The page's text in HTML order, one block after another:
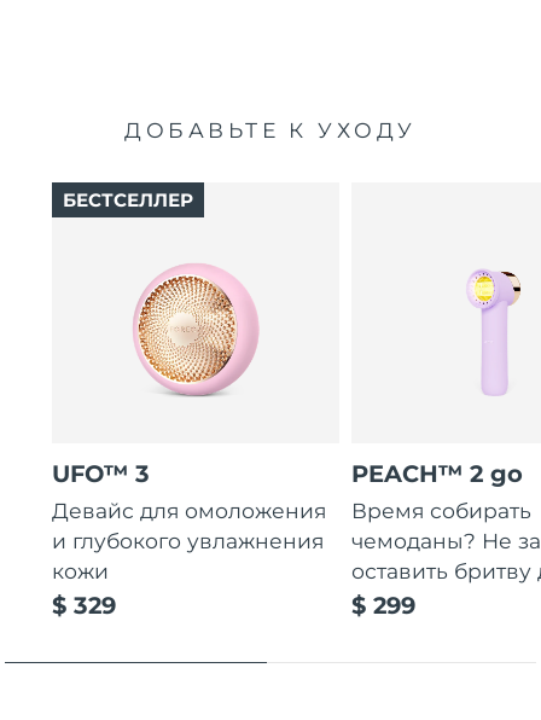
ДОБАВЬТЕ К УХОДУ
UFO™ 3
Девайс для омоложения
и глубокого увлажнения
кожи
$ 329
БЕСТСЕЛЛЕР
PEACH™ 2 go
Время собирать
чемоданы? Не
оставить бритву
$ 299